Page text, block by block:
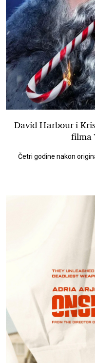
David Harbour i
filma
Četri godine nakon